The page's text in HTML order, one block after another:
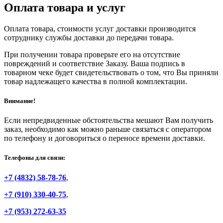
Оплата товара и услуг
Оплата товара, стоимости услуг доставки производится
сотруднику службы доставки до передачи товара.
При получении товара проверьте его на отсутствие
повреждений и соответствие Заказу. Ваша подпись в
товарном чеке будет свидетельствовать о том, что Вы приняли
товар надлежащего качества в полной комплектации.
Внимание!
Если непредвиденные обстоятельства мешают Вам получить
заказ, необходимо как можно раньше связаться с оператором
по телефону и договориться о переносе времени доставки.
Телефоны для связи:
+7 (4832) 58-78-76,
+7 (910) 330-40-75,
+7 (953) 272-63-35